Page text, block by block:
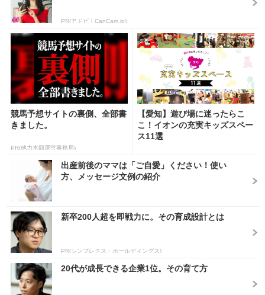
PR(アドビ｜CanCam.jp)
競馬予想サイトの裏側、全部書
きました。
PR(他力本願運営事務局)
【愛知】遊び場に迷ったらこ
こ！イオンの充実キッズスペー
ス11選
出産前後のママは「ご自愛」ください！使い
方、メッセージ文例の紹介
新卒200人超を即戦力に。その育成設計とは
PR(シンプレクス・ホールディングス)
20代が成長できる企業1位。その育て方